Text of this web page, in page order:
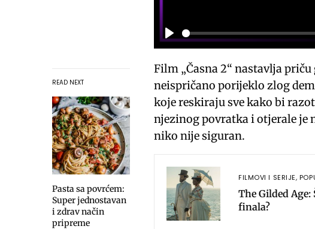
READ NEXT
Pasta sa povrćem:
Super jednostavan
i zdrav način
pripreme
P
l
a
y
Film „Časna 2“ nastavlja
neispričano porijeklo zlog
koje reskiraju sve kako bi
njezinog povratka i otjerale je
niko nije siguran.
FILMOVI I SERIJE,
The Gilded
finala?